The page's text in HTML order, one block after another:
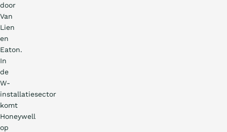
door
Van
Lien
en
Eaton.
In
de
W-
installatiesector
komt
Honeywell
op